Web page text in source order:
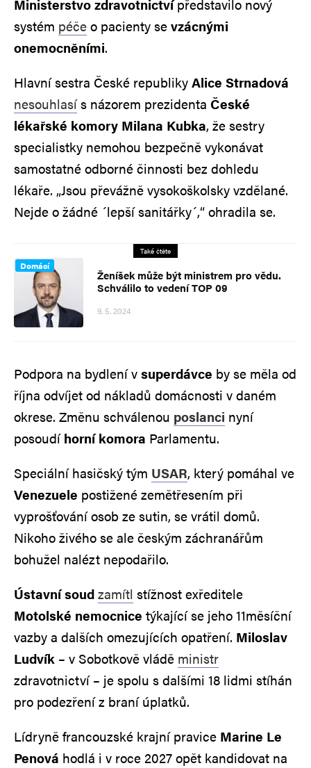
Ministerstvo zdravotnictvípředstavilo nový
systém péčeo pacienty sevzácnými
onemocněními.
Hlavní sestra České republikyAlice Strnadová
nesouhlasís názorem prezidenta České
lékařské komory Milana Kubka, že sestry
specialistky nemohou bezpečně vykonávat
samostatné odborné činnosti bez dohledu
lékaře. „Jsou převážně vysokoškolsky vzdělané.
Nejde o žádné ´lepší sanitářky´,“ ohradila se.
Také čtěte
Domácí
Ženíšek může být ministrem pro vědu.
Schválilo to vedení TOP 09
9. 5. 2024
Podpora na bydlení vsuperdávce by se měla od
října odvíjet od nákladů domácnosti v daném
okrese. Změnu schválenou poslanci nyní
posoudíhorní komora Parlamentu.
Speciální hasičský tým USAR, který pomáhal ve
Venezuele postižené zemětřesením při
vyprošťování osob ze sutin, se vrátil domů.
Nikoho živého se ale českým záchranářům
bohužel nalézt nepodařilo.
Ústavní soudzamítl stížnost exředitele
Motolské nemocnice týkající se jeho 11měsíční
vazby a dalších omezujících opatření. Miloslav
Ludvík – v Sobotkově vládě ministr
zdravotnictví – je spolu s dalšími 18 lidmi stíhán
pro podezření z braní úplatků.
Lídryně francouzské krajní pravice Marine Le
Penová hodlá i v roce 2027 opět kandidovat na